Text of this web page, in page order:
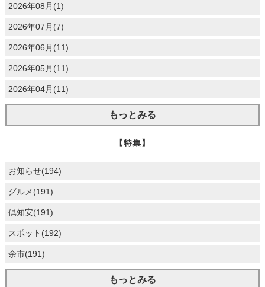
2026年08月(1)
2026年07月(7)
2026年06月(11)
2026年05月(11)
2026年04月(11)
もっとみる
【特集】
お知らせ(194)
グルメ(191)
倶知安(191)
スポット(192)
余市(191)
もっとみる